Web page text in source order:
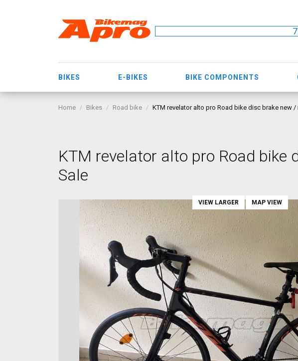
BIKES E-BIKES BIKE COMPONENTS
Home Bikes Road bike KTM revelator alto pro Road bike disc brake new /
KTM revelator alto pro Road bike
Sale
VIEW LARGER MAP VIEW